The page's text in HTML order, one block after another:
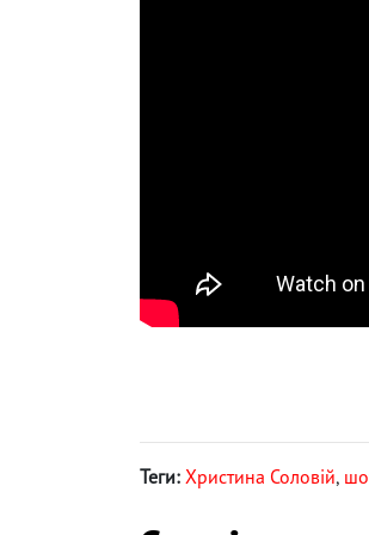
Теги: Христина Соловій,